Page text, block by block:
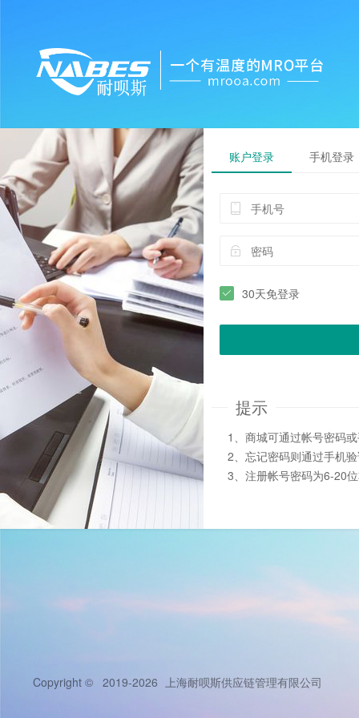
账户登录 手机登录
30天免登录
提示
1、商城可通过帐号密码
2、忘记密码则通过手机
3、注册帐号密码为6-20
Copyright © 2019-2026 上海耐呗斯供应链管理有限公司